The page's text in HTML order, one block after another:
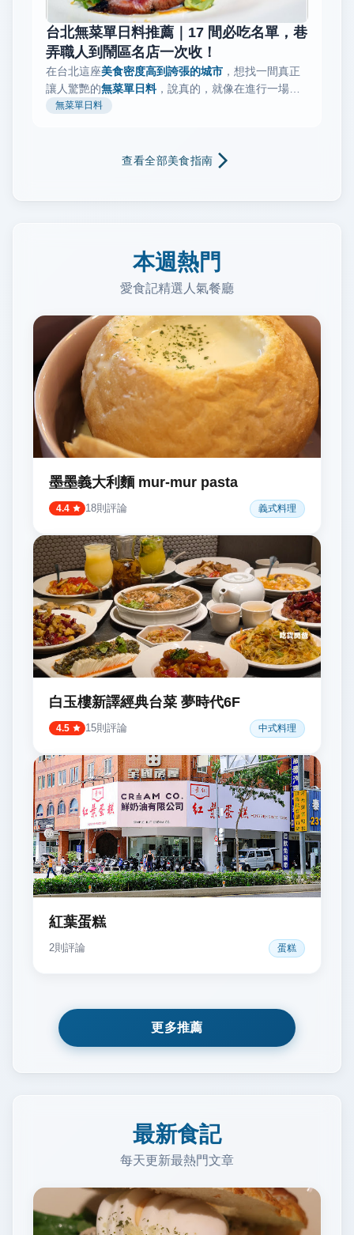
台北無菜單日料推薦｜17 間必吃名單，巷
弄職人到鬧區名店一次收！
在台北這座美食密度高到誇張的城市 ，想找一間真正
讓人驚艷的無菜單日料，說真的，就像在進行一場
級版尋寶任務
無菜單日料
查看全部美食指南
本週熱門
愛食記精選人氣餐廳
墨墨義大利麵 mur-mur pasta
4.4 18則評論 義式料理
白玉樓新譯經典台菜 夢時代6F
4.5 15則評論 中式料理
紅葉蛋糕
2則評論 蛋糕
更多推薦
最新食記
每天更新最熱門文章